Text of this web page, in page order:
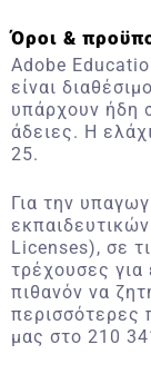
Όροι &
Adobe
είναι
υπάρχουν ήδη
άδειες. Η
25.
Για την
Licenses), σε
τρέχουσες
πιθανόν να
περισσότερες
μας στο 210